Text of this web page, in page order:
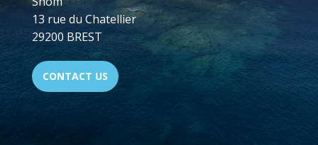
13 rue du Chatellier
29200 BREST
CONTACT US